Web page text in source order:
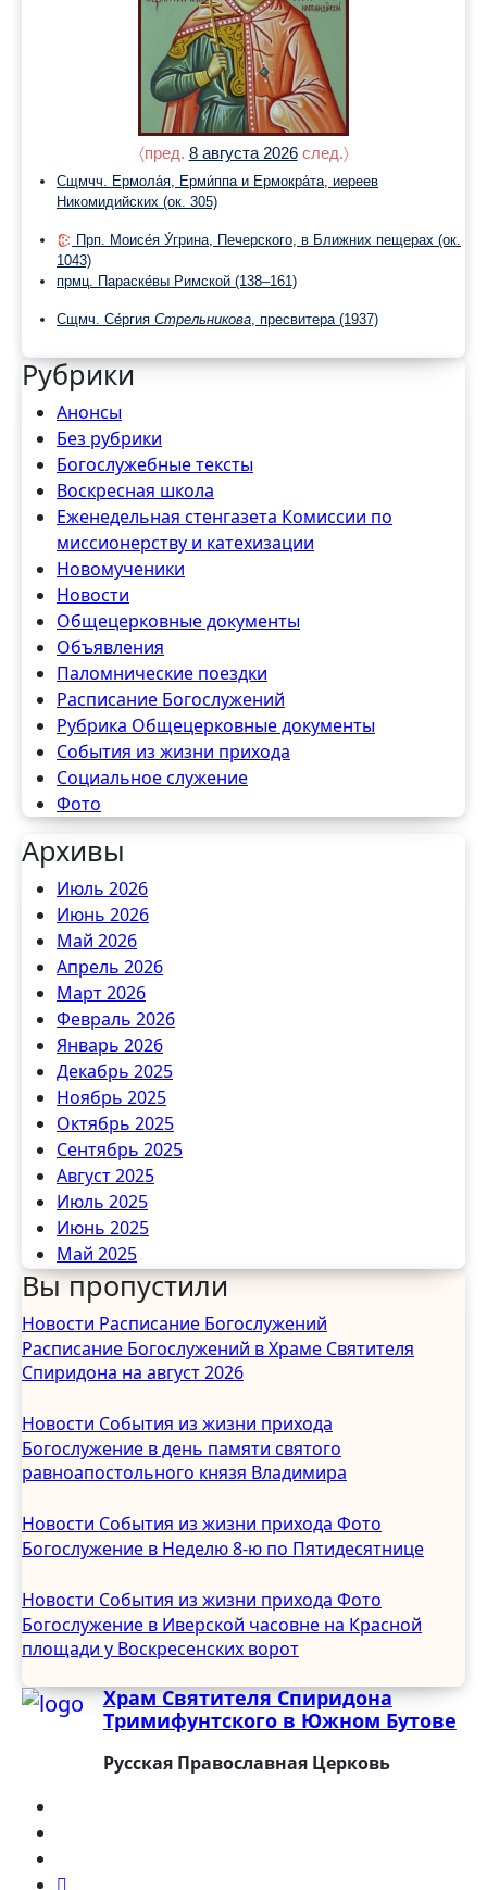
〈пред. 8 августа 2026 след.〉
Сщмчч. Ермола́я, Ерми́ппа и Ермокра́та, иереев
Никомидийских (ок. 305)
Прп. Моисе́я У́грина, Печерского, в Ближних пещерах (ок.
1043)
прмц. Параске́вы Римской (138–161)
Сщмч. Се́ргия Стрельникова , пресвитера (1937)
Рубрики
Анонсы
Без рубрики
Богослужебные тексты
Воскресная школа
Еженедельная стенгазета Комиссии по
миссионерству и катехизации
Новомученики
Новости
Общецерковные документы
Объявления
Паломнические поездки
Расписание Богослужений
Рубрика Общецерковные документы
События из жизни прихода
Социальное служение
Фото
Архивы
Июль 2026
Июнь 2026
Май 2026
Апрель 2026
Март 2026
Февраль 2026
Январь 2026
Декабрь 2025
Ноябрь 2025
Октябрь 2025
Сентябрь 2025
Август 2025
Июль 2025
Июнь 2025
Май 2025
Апрель 2025
Март 2025
Февраль 2025
Январь 2025
Декабрь 2024
Ноябрь 2024
Октябрь 2024
Сентябрь 2024
Август 2024
Июль 2024
Июнь 2024
Май 2024
Апрель 2024
Март 2024
Февраль 2024
Декабрь 2023
Ноябрь 2023
Сентябрь 2023
Май 2023
Вы пропустили
Новости Расписание Богослужений
Расписание Богослужений в Храме Святителя
Спиридона на август 2026
Новости События из жизни прихода
Богослужение в день памяти святого
равноапостольного князя Владимира
Новости События из жизни прихода Фото
Богослужение в Неделю 8-ю по Пятидесятнице
Новости События из жизни прихода Фото
Богослужение в Иверской часовне на Красной
площади у Воскресенских ворот
Храм Святителя Спиридона
Тримифунтского в Южном Бутове
Русская Православная Церковь